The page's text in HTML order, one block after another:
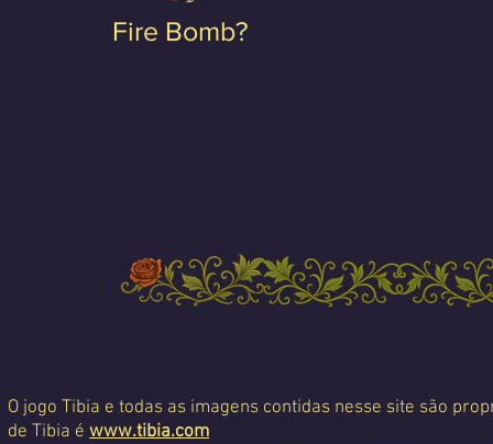
Fire Bomb?
O jogo Tibia e todas as imagens contidas nesse site são
de Tibia é www.tibia.com